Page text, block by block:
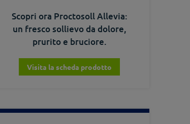
Scopri ora Proctosoll Allevia:
un fresco sollievo da dolore,
prurito e bruciore.
Visita la scheda prodotto